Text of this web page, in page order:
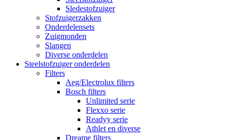
Sledestofzuiger
Stofzuigerzakken
Onderdelensets
Zuigmonden
Slangen
Diverse onderdelen
Steelstofzuiger onderdelen
Filters
Aeg/Electrolux filters
Bosch filters
Unlimited serie
Flexxo serie
Readyy serie
Athlet en diverse
Dreame filters